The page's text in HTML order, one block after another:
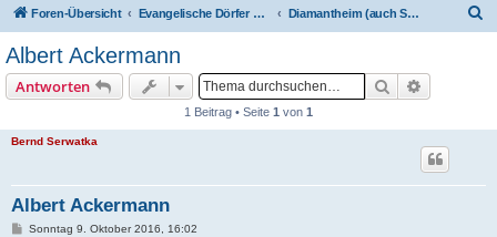
Foren-Übersicht Evangelische Dörfer und ortsbezogene Familienforschung Diamantheim (auch Szerokie Pole), Kreis Dolina
Albert Ackermann
Antworten Suche
1 Beitrag • Seite 1 von 1
Bernd Serwatka
Albert Ackermann
BSonntag 9. Oktober 2016, 16:02